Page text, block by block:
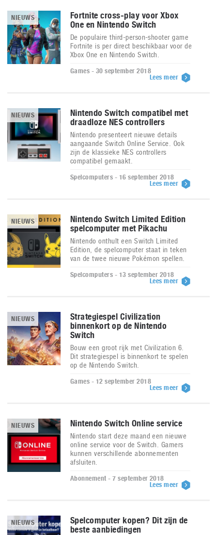
NIEUWS
Fortnite cross-play voor Xbox
One en Nintendo Switch
De populaire third-person-shooter game
Fortnite is per direct beschikbaar voor de
Xbox One en Nintendo Switch.
Games - 30 september 2018
Lees meer
NIEUWS
Nintendo Switch compatibel met
draadloze NES controllers
Nintendo presenteert nieuwe details
aangaande Switch Online Service. Ook
zijn de klassieke NES controllers
compatibel gemaakt.
Spelcomputers - 16 september 2018
Lees meer
NIEUWS
Nintendo Switch Limited Edition
spelcomputer met Pikachu
Nintendo onthult een Switch Limited
Edition, de spelcomputer staat in teken
van de twee nieuwe Pokémon spellen.
Spelcomputers - 13 september 2018
Lees meer
NIEUWS
Strategiespel Civilization
binnenkort op de Nintendo
Switch
Bouw een groot rijk met Civilization 6.
Dit strategiespel is binnenkort te spelen
op de Nintendo Switch.
Games - 12 september 2018
Lees meer
NIEUWS Nintendo Switch Online service
Nintendo start deze maand een nieuwe
online service voor de Switch. Gamers
kunnen verschillende abonnementen
afsluiten.
Abonnement - 7 september 2018
Lees meer
NIEUWS
Spelcomputer kopen? Dit zijn de
beste aanbiedingen